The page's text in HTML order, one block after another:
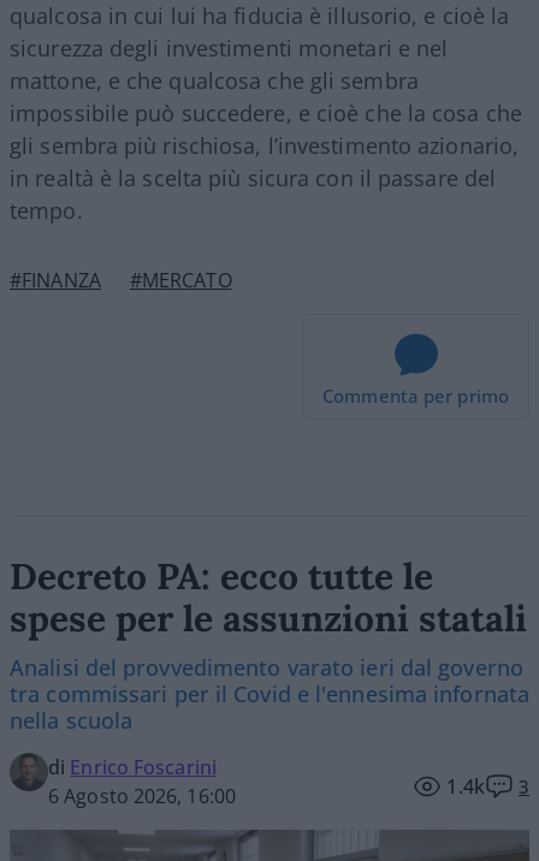
qualcosa in cui lui ha fiducia è illusorio, e cioè la
sicurezza degli investimenti monetari e nel
mattone, e che qualcosa che gli sembra
impossibile può succedere, e cioè che la cosa che
gli sembra più rischiosa, l’investimento azionario,
in realtà è la scelta più sicura con il passare del
tempo.
#FINANZA #MERCATO
Commenta per primo
Decreto PA: ecco tutte le
spese per le assunzioni statali
Analisi del provvedimento varato ieri dal governo
tra commissari per il Covid e l'ennesima infornata
nella scuola
di Enrico Foscarini
6 Agosto 2026, 16:00
1.4k 3